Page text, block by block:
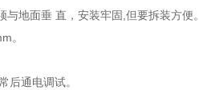
地面垂 直，安装牢固,但要拆装方便。
。
后通电调试。